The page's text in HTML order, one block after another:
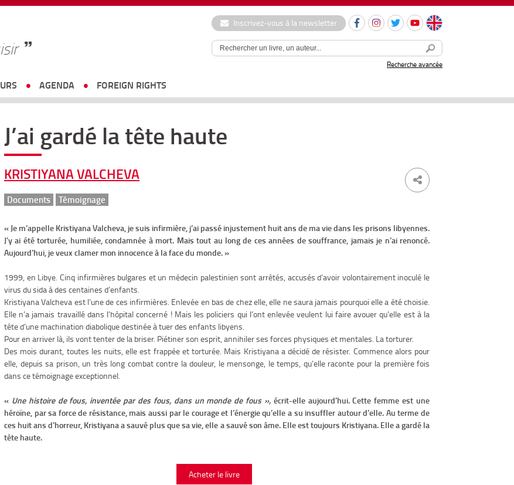
Inscrivez-vous à la newsletter
Recherche avancée
AGENDA FOREIGN RIGHTS
J’ai gardé la tête haute
KRISTIYANA VALCHEVA
Documents Témoignage
« Je m’appelle Kristiyana Valcheva, je suis infirmière, j’ai passé injustement huit ans de ma vie dans les prisons libyennes.
J’y ai été torturée, humiliée, condamnée à mort. Mais tout au long de ces années de souffrance, jamais je n’ai renoncé.
Aujourd’hui, je veux clamer mon innocence à la face du monde. »
1999, en Libye. Cinq infirmières bulgares et un médecin palestinien sont arrêtés, accusés d’avoir volontairement inoculé le
virus du sida à des centaines d’enfants.
Kristiyana Valcheva est l’une de ces infirmières. Enlevée en bas de chez elle, elle ne saura jamais pourquoi elle a été choisie.
Elle n’a jamais travaillé dans l’hôpital concerné ! Mais les policiers qui l’ont enlevée veulent lui faire avouer qu’elle est à la
tête d’une machination diabolique destinée à tuer des enfants libyens.
Pour en arriver là, ils vont tenter de la briser. Piétiner son esprit, annihiler ses forces physiques et mentales. La torturer.
Des mois durant, toutes les nuits, elle est frappée et torturée. Mais Kristiyana a décidé de résister. Commence alors pour
elle, depuis sa prison, un très long combat contre la douleur, le mensonge, le temps, qu’elle raconte pour la première fois
dans ce témoignage exceptionnel.
« Une histoire de fous, inventée par des fous, dans un monde de fous »,écrit-elle aujourd’hui. Cette femme est une
héroïne, par sa force de résistance, mais aussi par le courage et l’énergie qu’elle a su insuffler autour d’elle. Au terme de
ces huit ans d’horreur, Kristiyana a sauvé plus que sa vie, elle a sauvé son âme. Elle est toujours Kristiyana. Elle a gardé la
tête haute.
Acheter le livre